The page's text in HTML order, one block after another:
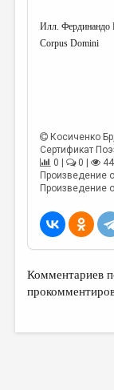
Илл. Фердинандо
Corpus Domini
Косиченко Бр
Сертификат
0 |
0 |
Произведение
Произведение
Комментариев